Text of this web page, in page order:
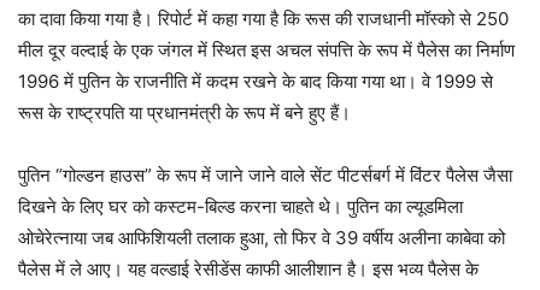
का दावा किया गया है। रिपोर्ट में कहा गया है कि रूस की राजधानी मॉस्को से 250
मील दूर वल्दाई के एक जंगल में स्थित इस अचल संपत्ति के रूप में पैलेस का निर्माण
1996 में पुतिन के राजनीति में कदम रखने के बाद किया गया था। वे 1999 से
रूस के राष्ट्रपति या प्रधानमंत्री के रूप में बने हुए हैं।
पुतिन “गोल्डन हाउस” के रूप में जाने जाने वाले सेंट पीटर्सबर्ग में विंटर पैलेस जैसा
दिखने के लिए घर को कस्टम-बिल्ड करना चाहते थे। पुतिन का ल्यूडमिला
ओचेरेत्नाया जब आफिशिय​ली तलाक हुआ, तो फिर वे 39 वर्षीय अलीना काबेवा को
पैलेस में ले आए। यह वल्डाई रेसीडेंस काफी आलीशान है। इस भव्य पैलेस के